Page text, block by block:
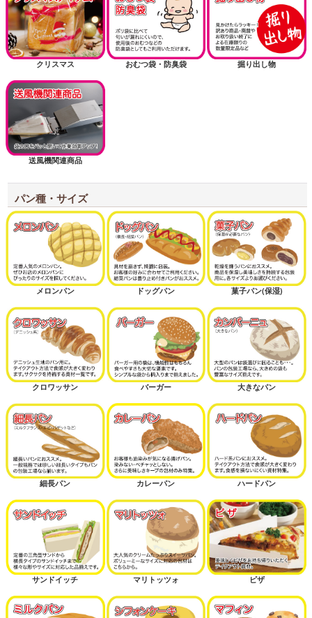
クリスマス おむつ袋・防臭袋 掘り出し物
送風機関連商品
パン種・サイズ
メロンパン ドッグパン 菓子パン(保湿)
クロワッサン バーガー 大きなパン
細長パン カレーパン ハードパン
サンドイッチ マリトッツォ ピザ